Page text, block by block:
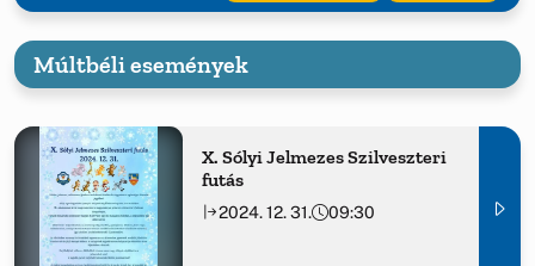
Múltbéli események
X. Sólyi Jelmezes Szilveszteri
futás
2024. 12. 31. 09:30